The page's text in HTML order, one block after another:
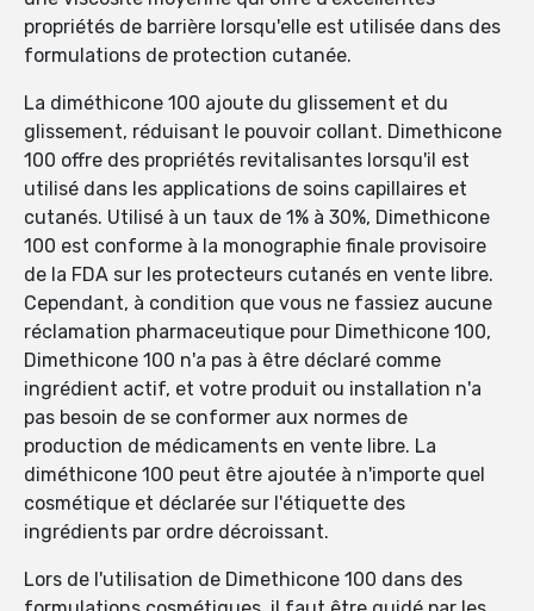
propriétés de barrière lorsqu'elle est utilisée dans des
formulations de protection cutanée.
La diméthicone 100 ajoute du glissement et du
glissement, réduisant le pouvoir collant. Dimethicone
100 offre des propriétés revitalisantes lorsqu'il est
utilisé dans les applications de soins capillaires et
cutanés. Utilisé à un taux de 1% à 30%, Dimethicone
100 est conforme à la monographie finale provisoire
de la FDA sur les protecteurs cutanés en vente libre.
Cependant, à condition que vous ne fassiez aucune
réclamation pharmaceutique pour Dimethicone 100,
Dimethicone 100 n'a pas à être déclaré comme
ingrédient actif, et votre produit ou installation n'a
pas besoin de se conformer aux normes de
production de médicaments en vente libre. La
diméthicone 100 peut être ajoutée à n'importe quel
cosmétique et déclarée sur l'étiquette des
ingrédients par ordre décroissant.
Lors de l'utilisation de Dimethicone 100 dans des